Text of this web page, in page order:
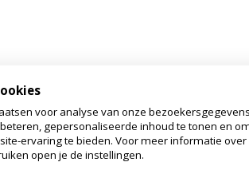
voor analyse van onze
gepersonaliseerde inhoud te tonen en
ervaring te bieden. Voor meer informatie over
open je de instellingen.